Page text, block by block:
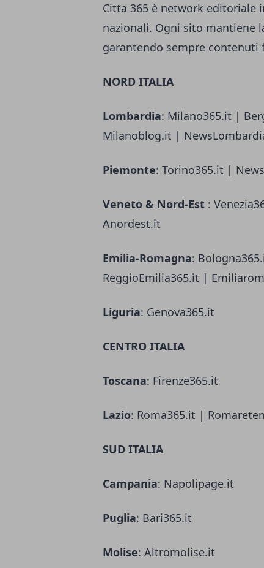
Citta 365 è network editoriale
nazionali. Ogni sito mantiene
garantendo sempre contenuti
NORD ITALIA
Lombardia: Milano365.it |
Milanoblog.it |
Piemonte: Torino365.it |
Veneto & Nord-Est :
Anordest.it
Emilia-Romagna:
ReggioEmilia365.it |
Liguria: Genova365.it
CENTRO ITALIA
Toscana: Firenze365.it
Lazio: Roma365.it |
SUD ITALIA
Campania: Napolipage.it
Puglia: Bari365.it
Molise: Altromolise.it